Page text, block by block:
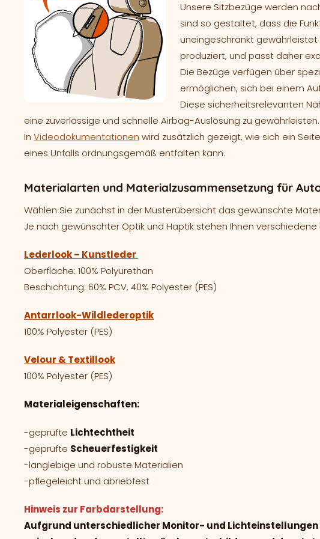
Unsere Sitzbezüge werden
sind so gestaltet, dass die
uneingeschränkt gewährleistet
produziert, und passt daher
Die Bezüge verfügen über
ermöglichen, sich bei einem
Diese sicherheitsrelevanten
eine zuverlässige und schnelle Airbag-Auslösung zu gewährleisten.
In Videodokumentationen wird zusätzlich gezeigt, wie sich ein
eines Unfalls ordnungsgemäß entfalten kann.
Materialarten und Materialzusammensetzung für
Wählen Sie zunächst in der Musterübersicht das gewünschte
Je nach gewünschter Optik und Haptik stehen Ihnen
Lederlook – Kunstleder
Oberfläche: 100% Polyurethan
Beschichtung: 60% PCV, 40% Polyester (PES)
Antarrlook-Wildlederoptik
100% Polyester (PES)
Velour & Textillook
100% Polyester (PES)
Materialeigenschaften:
-geprüfte Lichtechtheit
-geprüfte Scheuerfestigkeit
-langlebige und robuste Materialien
-pflegeleicht und abriebfest
Hinweis zur Farbdarstellung:
Aufgrund unterschiedlicher Monitor- und